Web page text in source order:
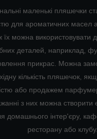
маленькі пляшечки
для ароматичних масел
їх можна використовувати
деталей, наприклад,
прикрас. Можна
кількість пляшечок,
або продажем
з них можна створити
домашнього інтер'єру,
ресторану або клубу.